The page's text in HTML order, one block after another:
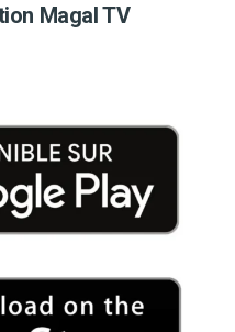
Magal TV